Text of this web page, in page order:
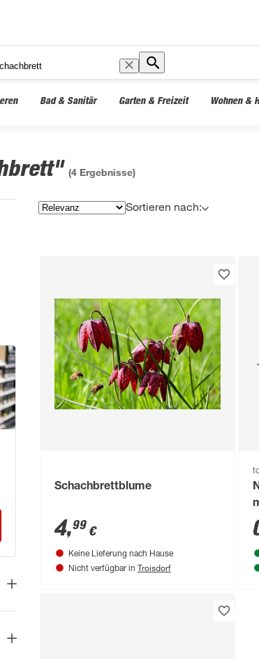
Bad & Sanitär Garten & Freizeit Wohnen &
(4 Ergebnisse)
Sortieren nach:
Schachbrettblume
4,99 €
Keine Lieferung nach Hause
Nicht verfügbar in Troisdorf